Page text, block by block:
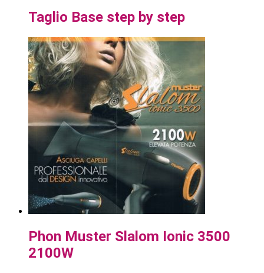
Taglio Base step by step
Phon Muster Slalom Ionic 3500
2100W